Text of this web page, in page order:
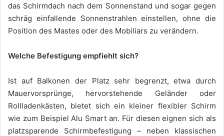
das Schirmdach nach dem Sonnenstand und sogar gegen
schräg einfallende Sonnenstrahlen einstellen, ohne die
Position des Mastes oder des Mobiliars zu verändern.
Welche Befestigung empfiehlt sich?
Ist auf Balkonen der Platz sehr begrenzt, etwa durch
Mauervorsprünge, hervorstehende Geländer oder
Rollladenkästen, bietet sich ein kleiner flexibler Schirm
wie zum Beispiel Alu Smart an. Für diesen eignen sich als
platzsparende Schirmbefestigung – neben klassischen